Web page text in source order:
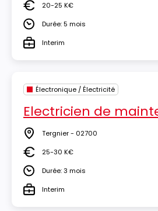
Salaire20-25 K€
DuréeDurée: 5 mois
TypeInterim
Électronique / Électricité
Electricien de
Lieu Tergnier - 02700
Salaire25-30 K€
DuréeDurée: 3 mois
TypeInterim